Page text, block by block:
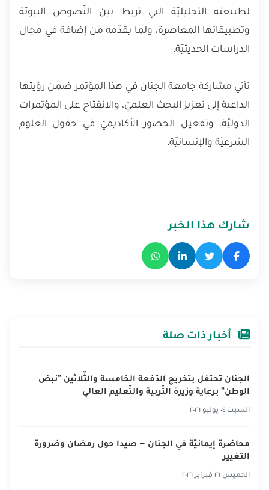
لطبيعته التحليليّة التي تربط بين النّصوص النبويّة
وتطبيقاتها المعاصرة، ولما يقدّمه من إضافة في مجال
الدراسات الحديثيّة.
تأتي مشاركة جامعة الجنان في هذا المؤتمر ضمن رؤيتها
الداعية إلى تعزيز البحث العلميّ، والانفتاح على المؤتمرات
الدوليّة، وتفعيل الحضور الأكاديميّ في حقول العلوم
الشرعيّة والإنسانيّة.
شارك هذا الخبر
أخبار ذات صلة
الجنان تحتفل بتخريج الدّفعة الخامسة والثّلاثين "نبض
الوطن" برعاية وزيرة التّربية والتّعليم العالي
السبت ٠٤ يوليو ٢٠٢٦
محاضرة إيمانيّة في الجنان – صيدا حول رمضان وضرورة
التغيير
الخميس ٢٦ فبراير ٢٠٢٦